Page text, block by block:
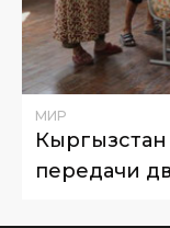
МИР
передачи